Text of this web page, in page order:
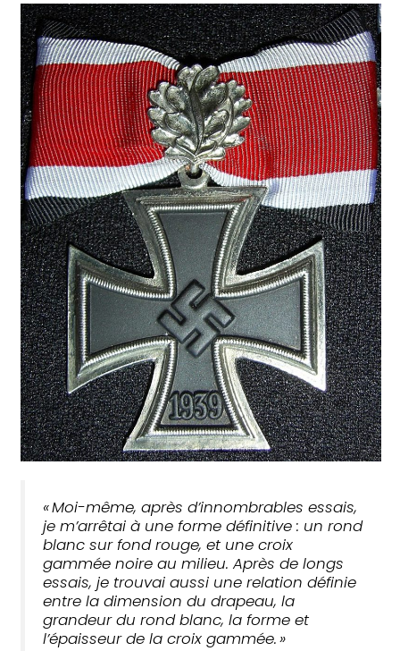
« Moi-même, après d’innombrables essais,
je m’arrêtai à une forme définitive : un rond
blanc sur fond rouge, et une croix
gammée noire au milieu. Après de longs
essais, je trouvai aussi une relation définie
entre la dimension du drapeau, la
grandeur du rond blanc, la forme et
l’épaisseur de la croix gammée. »